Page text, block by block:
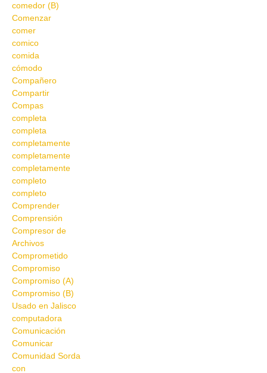
comedor (B)
Comenzar
comer
comico
comida
cómodo
Compañero
Compartir
Compas
completa
completa
completamente
completamente
completamente
completo
completo
Comprender
Comprensión
Compresor de
Archivos
Comprometido
Compromiso
Compromiso (A)
Compromiso (B)
Usado en Jalisco
computadora
Comunicación
Comunicar
Comunidad Sorda
con